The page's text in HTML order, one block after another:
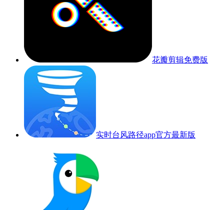
花瓣剪辑免费版
实时台风路径app官方最新版